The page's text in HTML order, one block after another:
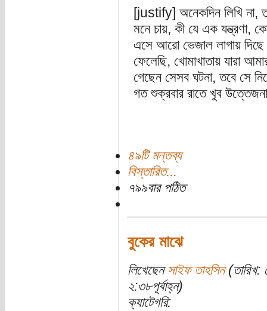
[justify] অনেকদিন লিখি না,
মনে চায়, কী যে এক যন্ত্রণা,
এসে আরো ভেজাল লাগায়
ফেলেছি, খোমাখাতায় যারা
গেছেন সেসব ঘটনা, তবে সে
গত শুক্রবার রাতে খুব
৪৯টি মন্তব্য
বিস্তারিত...
৭৯৯বার পঠিত
বুকের মাঝে
লিখেছেন সাইফ তাহসিন(তারিখ:
২:৩৮পূর্বাহ্ন)
ক্যাটেগরি: